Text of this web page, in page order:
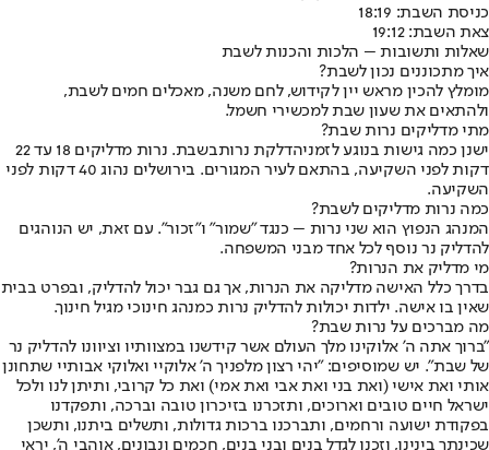
כניסת השבת: 18:19
צאת השבת: 19:12
שאלות ותשובות – הלכות והכנות לשבת
איך מתכוננים נכון לשבת?
מומלץ להכין מראש יין לקידוש, לחם משנה, מאכלים חמים לשבת,
ולהתאים את שעון שבת למכשירי חשמל.
מתי מדליקים נרות שבת?
ישנן כמה גישות בנוגע לזמניהדלקת נרות
בשבת. נרות מדליקים 18 עד 22
דקות לפני השקיעה, בהתאם לעיר המגורים. בירושלים נהוג 40 דקות לפני
השקיעה.
כמה נרות מדליקים לשבת?
המנהג הנפוץ הוא שני נרות – כנגד "שמור" ו"זכור". עם זאת, יש הנוהגים
להדליק נר נוסף לכל אחד מבני המשפחה.
מי מדליק את הנרות?
בדרך כלל האישה מדליקה את הנרות, אך גם גבר יכול להדליק, ובפרט בבית
שאין בו אישה. ילדות יכולות להדליק נרות כמנהג חינוכי מגיל חינוך.
מה מברכים על נרות שבת?
"ברוך אתה ה' אלוקינו מלך העולם אשר קידשנו במצוותיו וציוונו להדליק נר
של שבת". יש שמוסיפים: "יהי רצון מלפניך ה' אלוקיי ואלוקי אבותיי שתחונן
אותי ואת אישי (ואת בני ואת אבי ואת אמי) ואת כל קרובי, ותיתן לנו ולכל
ישראל חיים טובים וארוכים, ותזכרנו בזיכרון טובה וברכה, ותפקדנו
בפקודת ישועה ורחמים, ותברכנו ברכות גדולות, ותשלים ביתנו, ותשכן
שכינתך בינינו, וזכנו לגדל בנים ובני בנים, חכמים ונבונים, אוהבי ה', יראי